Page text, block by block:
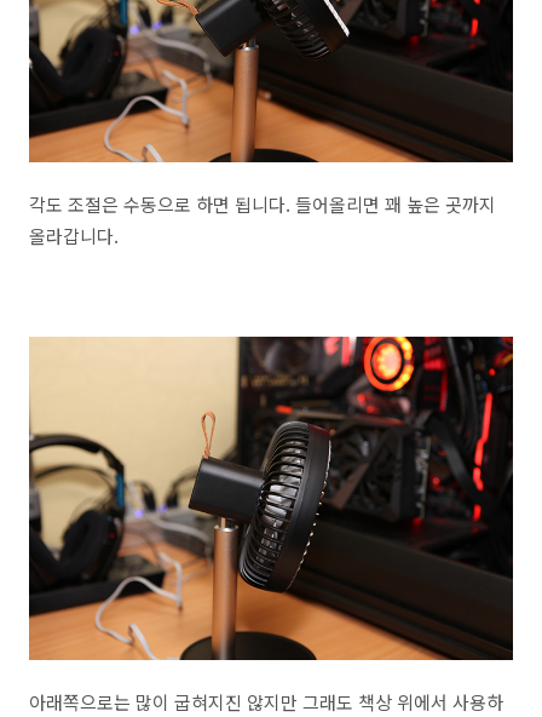
각도 조절은 수동으로 하면 됩니다. 들어올리면 꽤 높은 곳까지
올라갑니다.
아래쪽으로는 많이 굽혀지진 않지만 그래도 책상 위에서 사용하